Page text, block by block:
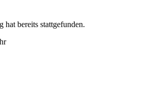
hat bereits stattgefunden.